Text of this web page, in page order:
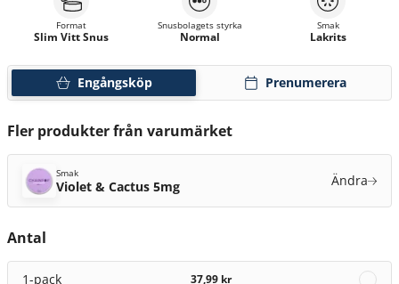
Engångsköp Prenumerera
Format
Slim Vitt Snus
Snusbolagets styrka
Normal
Smak
Lakrits
Fler produkter från varumärket
Smak
Violet & Cactus 5mg Ändra
Antal
1-pack 37,99 kr